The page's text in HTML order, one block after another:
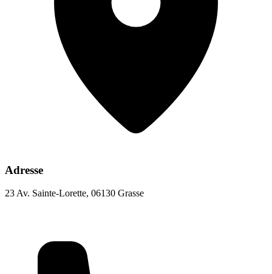
Adresse
23 Av. Sainte-Lorette, 06130 Grasse